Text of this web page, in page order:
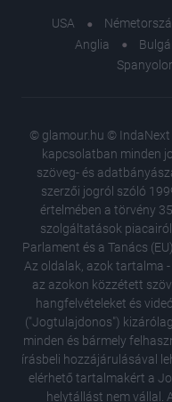
USA
Anglia
© glamour.hu ©
kapcsolatban minden
szöveg- és
szerzői jogról szóló
értelmében a törvény
szolgáltatások
Parlament és a Tanács
Az oldalak, azok tartalma
az azokon közzétett
hangfelvételeket és
("Jogtulajdonos")
minden és bármely
írásbeli hozzájárulásával
elérhető tartalmakért a
helytállást nem vállal.